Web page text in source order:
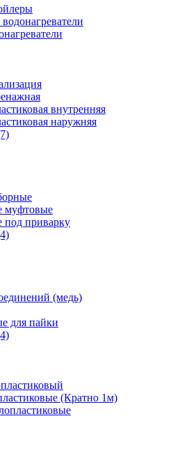
внутренняя
наружняя
муфтовые
приварку
(медь)
для пайки
(Кратно 1м)